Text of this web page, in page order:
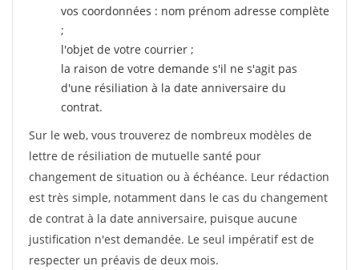
vos coordonnées : nom prénom adresse complète
;
l'objet de votre courrier ;
la raison de votre demande s'il ne s'agit pas
d'une résiliation à la date anniversaire du
contrat.
Sur le web, vous trouverez de nombreux modèles de
lettre de résiliation de mutuelle santé pour
changement de situation ou à échéance. Leur rédaction
est très simple, notamment dans le cas du changement
de contrat à la date anniversaire, puisque aucune
justification n'est demandée. Le seul impératif est de
respecter un préavis de deux mois.